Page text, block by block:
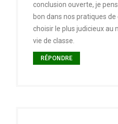
conclusion ouverte, je
bon dans nos pratiques de
choisir le plus judicieux au
vie de classe.
RÉPONDRE